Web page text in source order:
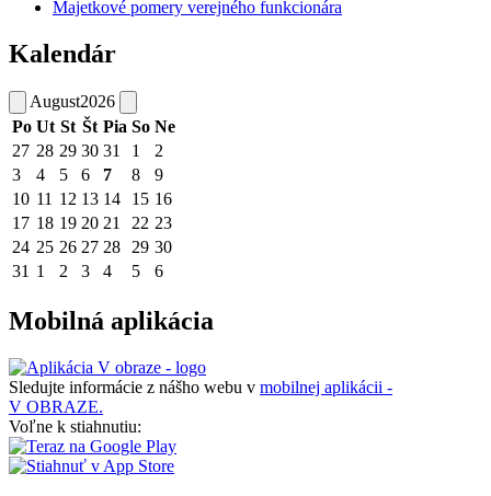
Majetkové pomery verejného funkcionára
Kalendár
August2026
Po Ut St Št Pia So Ne
27 28 29 30 31 1
2
3
4 5 6 7 8
9
10 11 12 13 14 15 16
17 18 19 20 21 22 23
24 25 26 27 28 29 30
31 1 2 3 4 5 6
Mobilná aplikácia
Sledujte informácie z nášho webu v mobilnej aplikácii -
V OBRAZE.
Voľne k stiahnutiu: